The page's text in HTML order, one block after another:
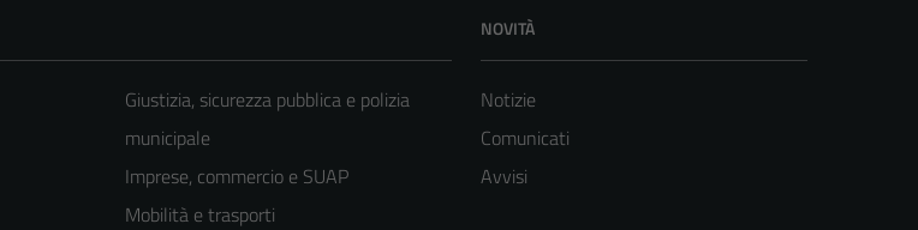
Giustizia, sicurezza pubblica e polizia
municipale
Imprese, commercio e SUAP
Mobilità e trasporti
NOVITÀ
Notizie
Comunicati
Avvisi